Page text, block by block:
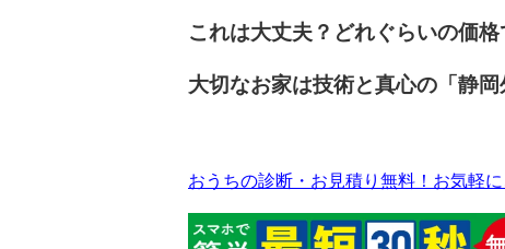
これは大丈夫？どれぐらいの価
大切なお家は技術と真心の「静
おうちの診断・お見積り無料！お気軽に